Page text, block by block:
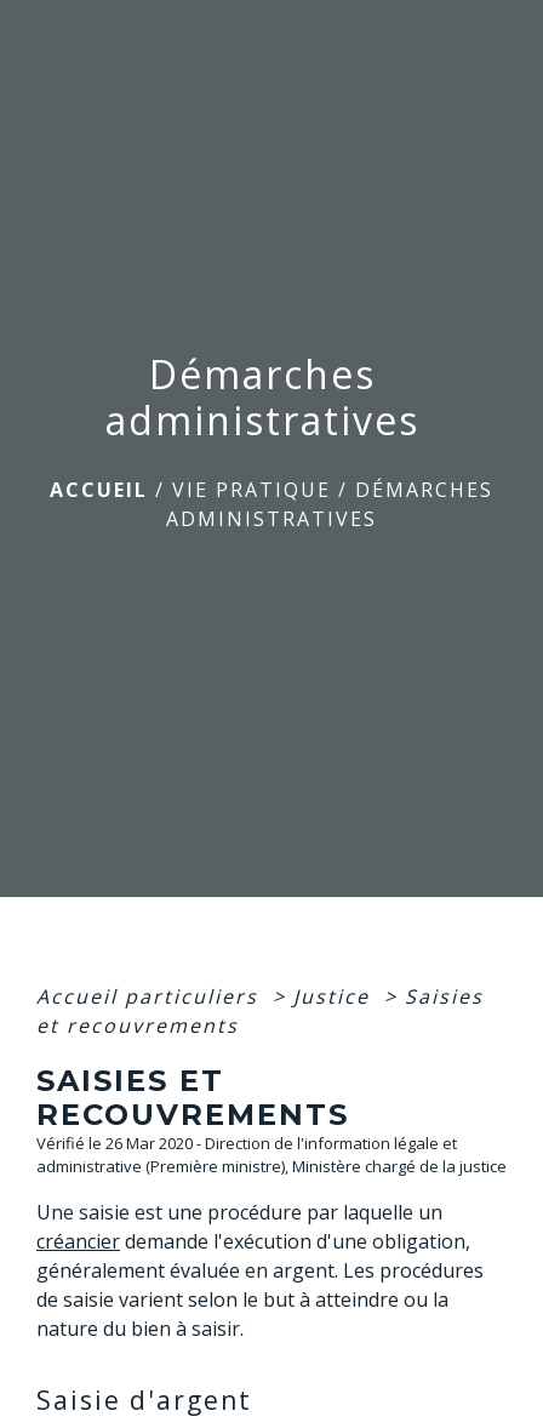
Démarches
administratives
ACCUEIL / VIE PRATIQUE / DÉMARCHES
ADMINISTRATIVES
Accueil particuliers > Justice > Saisies
et recouvrements
SAISIES ET
RECOUVREMENTS
Vérifié le 26 Mar 2020 - Direction de l'information légale et
administrative (Première ministre), Ministère chargé de la justice
Une saisie est une procédure par laquelle un
créancierdemande l'exécution d'une obligation,
généralement évaluée en argent. Les procédures
de saisie varient selon le but à atteindre ou la
nature du bien à saisir.
Saisie d'argent